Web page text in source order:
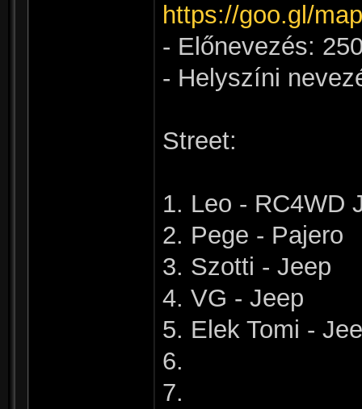
https://goo.gl/
- Előnevezés:
- Helyszíni
Street:
1. Leo - RC4WD
2. Pege - Pajero
3. Szotti - Jeep
4. VG - Jeep
5. Elek Tomi -
6.
7.